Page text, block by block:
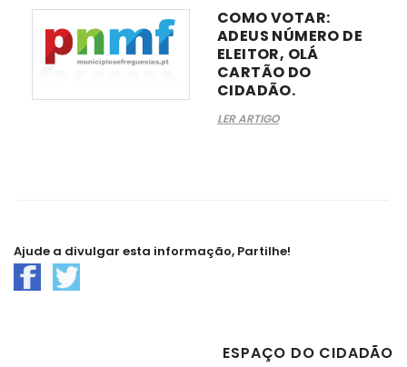
COMO VOTAR:
ADEUS NÚMERO DE
ELEITOR, OLÁ
CARTÃO DO
CIDADÃO.
LER ARTIGO
Ajude a divulgar esta informação, Partilhe!
ESPAÇO DO CIDADÃO